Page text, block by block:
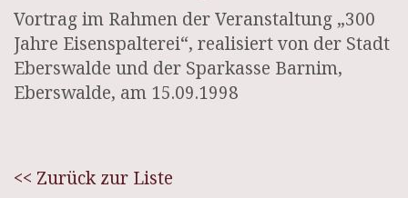
Vortrag im Rahmen der Veranstaltung „300
Jahre Eisenspalterei“, realisiert von der Stadt
Eberswalde und der Sparkasse Barnim,
Eberswalde, am 15.09.1998
<< Zurück zur Liste